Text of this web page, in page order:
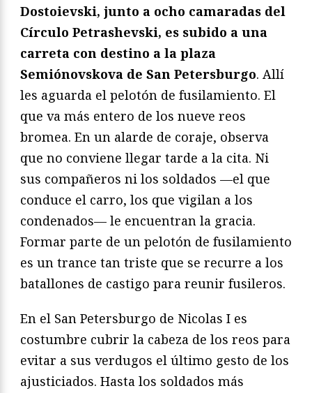
Dostoievski, junto a ocho camaradas del
Círculo Petrashevski, es subido a una
carreta con destino a la plaza
Semiónovskova de San Petersburgo. Allí
les aguarda el pelotón de fusilamiento. El
que va más entero de los nueve reos
bromea. En un alarde de coraje, observa
que no conviene llegar tarde a la cita. Ni
sus compañeros ni los soldados —el que
conduce el carro, los que vigilan a los
condenados— le encuentran la gracia.
Formar parte de un pelotón de fusilamiento
es un trance tan triste que se recurre a los
batallones de castigo para reunir fusileros.
En el San Petersburgo de Nicolas I es
costumbre cubrir la cabeza de los reos para
evitar a sus verdugos el último gesto de los
ajusticiados. Hasta los soldados más